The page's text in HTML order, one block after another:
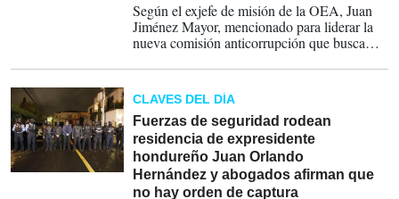
Según el exjefe de misión de la OEA, Juan
Jiménez Mayor, mencionado para liderar la
nueva comisión anticorrupción que busca
Hernández, Xiomara Castro, subrayó que la
falta de decisión política para combatir el
crimen fomenta la impunidad
CLAVES DEL DÍA
Fuerzas de seguridad rodean
residencia de expresidente
hondureño Juan Orlando
Hernández y abogados afirman que
no hay orden de captura